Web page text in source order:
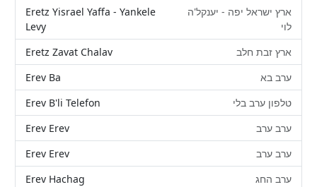
Eretz Yisrael Yaffa - Yankele
Levy
ארץ ישראל יפה - יענקל'ה
לוי
Eretz Zavat Chalav
ארץ זבת חלב
Erev Ba
ערב בא
Erev B'li Telefon
טלפון ערב בלי
Erev Erev
ערב ערב
Erev Erev
ערב ערב
Erev Hachag
ערב החג